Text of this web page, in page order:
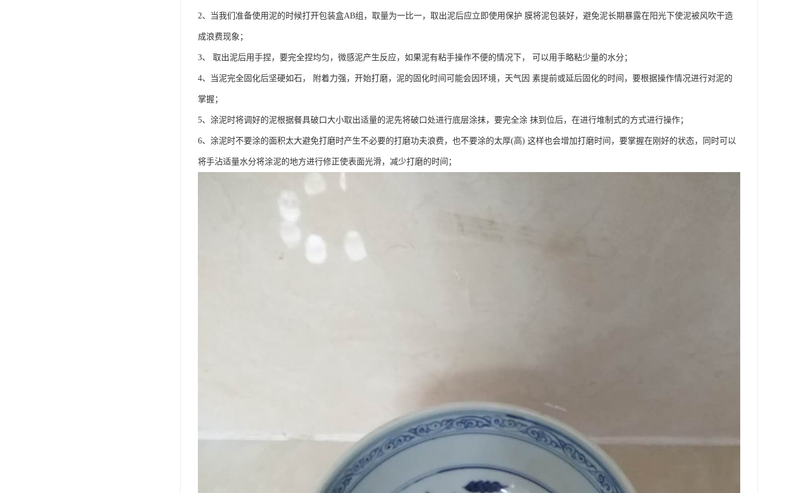
2、当我们准备使用泥的时候打开包装盒AB组，取量为一比一，取出泥后应立即使用保护 膜将泥包装好，避免泥长期暴露在阳光下使泥被风吹干造
成浪费现象；
3、 取出泥后用手捏，要完全捏均匀，微感泥产生反应，如果泥有粘手操作不便的情况下， 可以用手略粘少量的水分；
4、当泥完全固化后坚硬如石， 附着力强，开始打磨，泥的固化时间可能会因环境，天气因 素提前或延后固化的时间，要根据操作情况进行对泥的
掌握；
5、涂泥时将调好的泥根据餐具破口大小取出适量的泥先将破口处进行底层涂抹，要完全涂 抹到位后，在进行堆制式的方式进行操作；
6、涂泥时不要涂的面积太大避免打磨时产生不必要的打磨功夫浪费，也不要涂的太厚(高) 这样也会增加打磨时间，要掌握在刚好的状态，同时可以
将手沾适量水分将涂泥的地方进行修正使表面光滑，减少打磨的时间；